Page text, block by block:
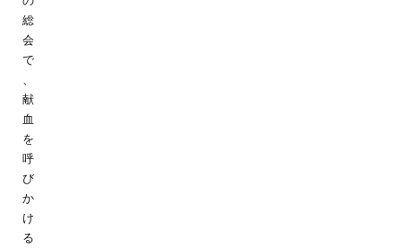
総
会
で
、
献
血
を
呼
び
か
け
る